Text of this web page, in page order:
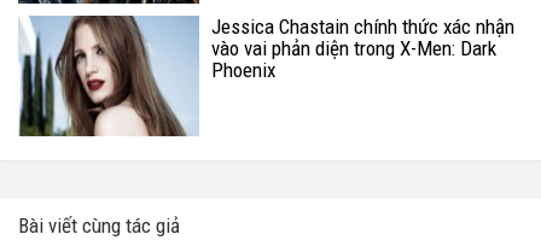
Jessica Chastain chính thức xác nhận
vào vai phản diện trong X-Men: Dark
Phoenix
Bài viết cùng tác giả